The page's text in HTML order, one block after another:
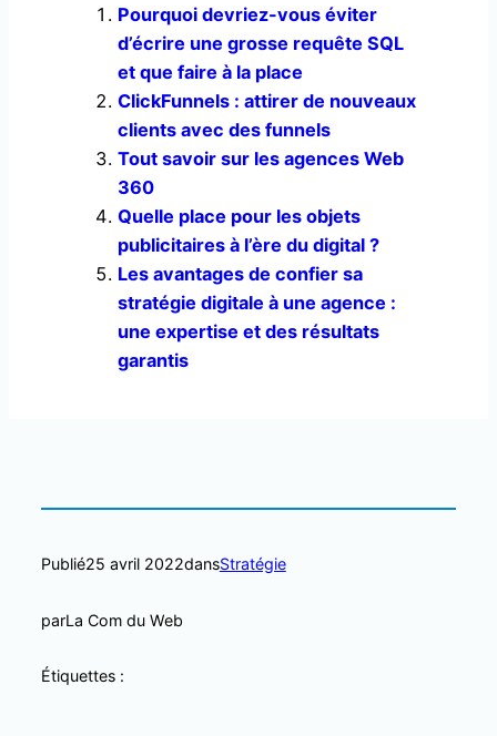
Pourquoi devriez-vous éviter
d’écrire une grosse requête SQL
et que faire à la place
ClickFunnels : attirer de nouveaux
clients avec des funnels
Tout savoir sur les agences Web
360
Quelle place pour les objets
publicitaires à l’ère du digital ?
Les avantages de confier sa
stratégie digitale à une agence :
une expertise et des résultats
garantis
Publié25 avril 2022dansStratégie
parLa Com du Web
Étiquettes :